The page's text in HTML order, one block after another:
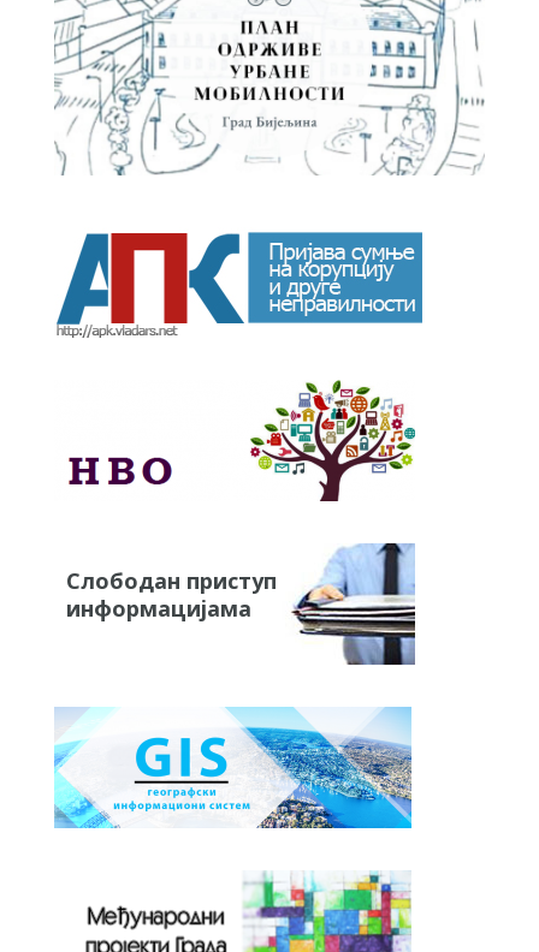
Слободан приступ
информацијама